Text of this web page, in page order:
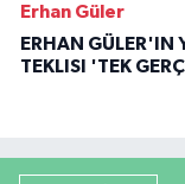
Erhan Güler
ERHAN GÜLER'IN
TEKLISI 'TEK